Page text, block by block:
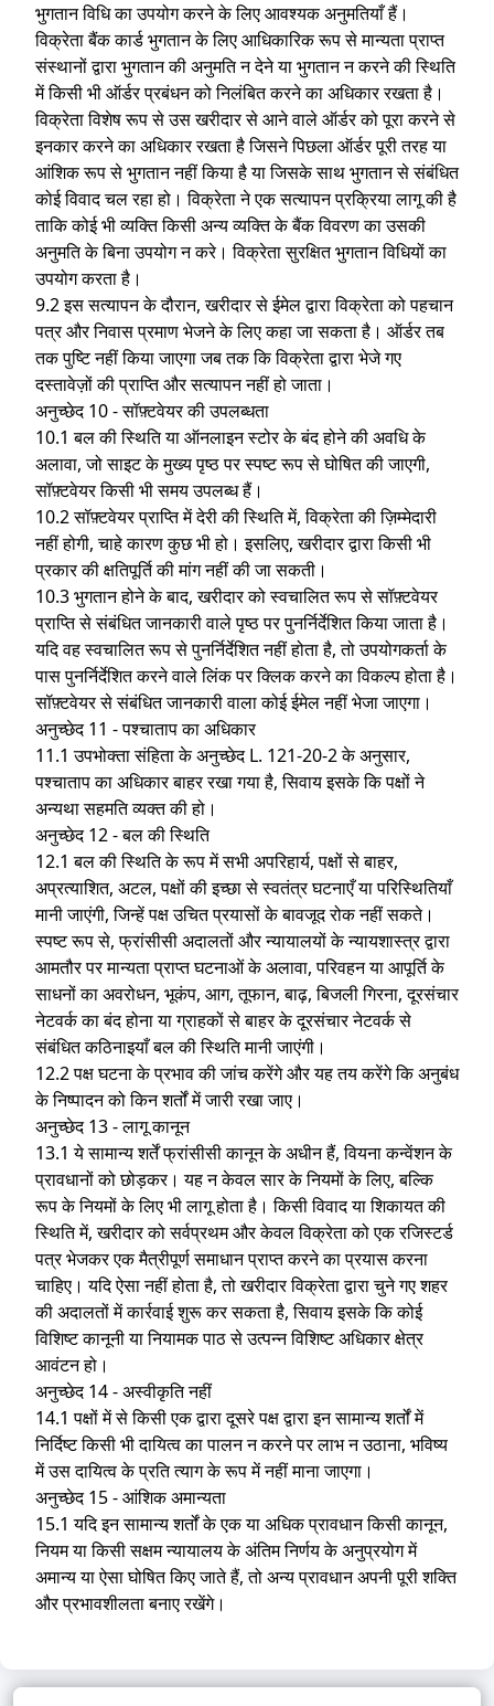
भुगतान विधि का उपयोग करने के लिए आवश्यक अनुमतियाँ हैं।
विक्रेता बैंक कार्ड भुगतान के लिए आधिकारिक रूप से मान्यता प्राप्त
संस्थानों द्वारा भुगतान की अनुमति न देने या भुगतान न करने की स्थिति
में किसी भी ऑर्डर प्रबंधन को निलंबित करने का अधिकार रखता है।
विक्रेता विशेष रूप से उस खरीदार से आने वाले ऑर्डर को पूरा करने से
इनकार करने का अधिकार रखता है जिसने पिछला ऑर्डर पूरी तरह या
आंशिक रूप से भुगतान नहीं किया है या जिसके साथ भुगतान से संबंधित
कोई विवाद चल रहा हो। विक्रेता ने एक सत्यापन प्रक्रिया लागू की है
ताकि कोई भी व्यक्ति किसी अन्य व्यक्ति के बैंक विवरण का उसकी
अनुमति के बिना उपयोग न करे। विक्रेता सुरक्षित भुगतान विधियों का
उपयोग करता है।
9.2 इस सत्यापन के दौरान, खरीदार से ईमेल द्वारा विक्रेता को पहचान
पत्र और निवास प्रमाण भेजने के लिए कहा जा सकता है। ऑर्डर तब
तक पुष्टि नहीं किया जाएगा जब तक कि विक्रेता द्वारा भेजे गए
दस्तावेज़ों की प्राप्ति और सत्यापन नहीं हो जाता।
अनुच्छेद 10 - सॉफ़्टवेयर की उपलब्धता
10.1 बल की स्थिति या ऑनलाइन स्टोर के बंद होने की अवधि के
अलावा, जो साइट के मुख्य पृष्ठ पर स्पष्ट रूप से घोषित की जाएगी,
सॉफ़्टवेयर किसी भी समय उपलब्ध हैं।
10.2 सॉफ़्टवेयर प्राप्ति में देरी की स्थिति में, विक्रेता की ज़िम्मेदारी
नहीं होगी, चाहे कारण कुछ भी हो। इसलिए, खरीदार द्वारा किसी भी
प्रकार की क्षतिपूर्ति की मांग नहीं की जा सकती।
10.3 भुगतान होने के बाद, खरीदार को स्वचालित रूप से सॉफ़्टवेयर
प्राप्ति से संबंधित जानकारी वाले पृष्ठ पर पुनर्निर्देशित किया जाता है।
यदि वह स्वचालित रूप से पुनर्निर्देशित नहीं होता है, तो उपयोगकर्ता के
पास पुनर्निर्देशित करने वाले लिंक पर क्लिक करने का विकल्प होता है।
सॉफ़्टवेयर से संबंधित जानकारी वाला कोई ईमेल नहीं भेजा जाएगा।
अनुच्छेद 11 - पश्चाताप का अधिकार
11.1 उपभोक्ता संहिता के अनुच्छेद L. 121-20-2 के अनुसार,
पश्चाताप का अधिकार बाहर रखा गया है, सिवाय इसके कि पक्षों ने
अन्यथा सहमति व्यक्त की हो।
अनुच्छेद 12 - बल की स्थिति
12.1 बल की स्थिति के रूप में सभी अपरिहार्य, पक्षों से बाहर,
अप्रत्याशित, अटल, पक्षों की इच्छा से स्वतंत्र घटनाएँ या परिस्थितियाँ
मानी जाएंगी, जिन्हें पक्ष उचित प्रयासों के बावजूद रोक नहीं सकते।
स्पष्ट रूप से, फ्रांसीसी अदालतों और न्यायालयों के न्यायशास्त्र द्वारा
आमतौर पर मान्यता प्राप्त घटनाओं के अलावा, परिवहन या आपूर्ति के
साधनों का अवरोधन, भूकंप, आग, तूफान, बाढ़, बिजली गिरना, दूरसंचार
नेटवर्क का बंद होना या ग्राहकों से बाहर के दूरसंचार नेटवर्क से
संबंधित कठिनाइयाँ बल की स्थिति मानी जाएंगी।
12.2 पक्ष घटना के प्रभाव की जांच करेंगे और यह तय करेंगे कि अनुबंध
के निष्पादन को किन शर्तों में जारी रखा जाए।
अनुच्छेद 13 - लागू कानून
13.1 ये सामान्य शर्तें फ्रांसीसी कानून के अधीन हैं, वियना कन्वेंशन के
प्रावधानों को छोड़कर। यह न केवल सार के नियमों के लिए, बल्कि
रूप के नियमों के लिए भी लागू होता है। किसी विवाद या शिकायत की
स्थिति में, खरीदार को सर्वप्रथम और केवल विक्रेता को एक रजिस्टर्ड
पत्र भेजकर एक मैत्रीपूर्ण समाधान प्राप्त करने का प्रयास करना
चाहिए। यदि ऐसा नहीं होता है, तो खरीदार विक्रेता द्वारा चुने गए शहर
की अदालतों में कार्रवाई शुरू कर सकता है, सिवाय इसके कि कोई
विशिष्ट कानूनी या नियामक पाठ से उत्पन्न विशिष्ट अधिकार क्षेत्र
आवंटन हो।
अनुच्छेद 14 - अस्वीकृति नहीं
14.1 पक्षों में से किसी एक द्वारा दूसरे पक्ष द्वारा इन सामान्य शर्तों में
निर्दिष्ट किसी भी दायित्व का पालन न करने पर लाभ न उठाना, भविष्य
में उस दायित्व के प्रति त्याग के रूप में नहीं माना जाएगा।
अनुच्छेद 15 - आंशिक अमान्यता
15.1 यदि इन सामान्य शर्तों के एक या अधिक प्रावधान किसी कानून,
नियम या किसी सक्षम न्यायालय के अंतिम निर्णय के अनुप्रयोग में
अमान्य या ऐसा घोषित किए जाते हैं, तो अन्य प्रावधान अपनी पूरी शक्ति
और प्रभावशीलता बनाए रखेंगे।